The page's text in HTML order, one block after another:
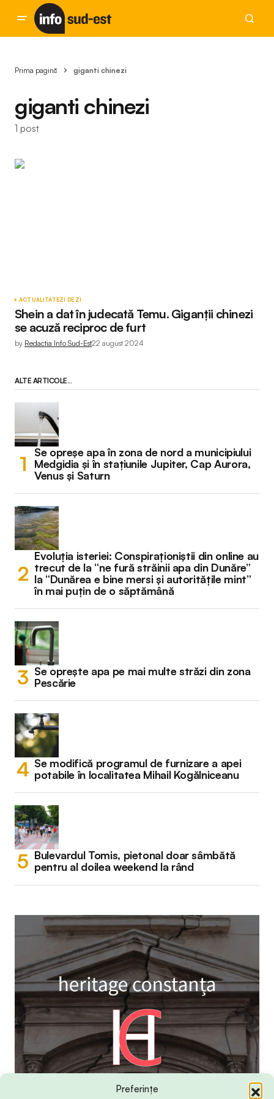
Preferințe
Prima pagină giganti chinezi
giganti chinezi
1 post
ACTUALITATEZI DE ZI
Shein a dat în judecată Temu. Giganții chinezi
se acuză reciproc de furt
by Redactia Info Sud-Est22 august 2024
ALTE ARTICOLE...
Se opreșe apa în zona de nord a municipiului
Medgidia și în stațiunile Jupiter, Cap Aurora,
Venus și Saturn
Evoluția isteriei: Conspiraționiștii din online au
trecut de la “ne fură străinii apa din Dunăre”
la “Dunărea e bine mersi și autoritățile mint”
în mai puțin de o săptămână
Se oprește apa pe mai multe străzi din zona
Pescărie
Se modifică programul de furnizare a apei
potabile în localitatea Mihail Kogălniceanu
Bulevardul Tomis, pietonal doar sâmbătă
pentru al doilea weekend la rând